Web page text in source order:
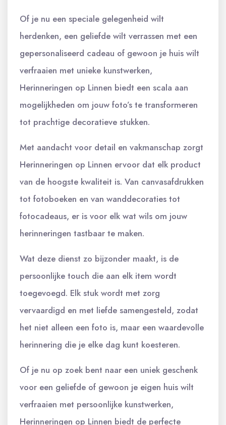
Of je nu een speciale gelegenheid wilt
herdenken, een geliefde wilt verrassen met een
gepersonaliseerd cadeau of gewoon je huis wilt
verfraaien met unieke kunstwerken,
Herinneringen op Linnen biedt een scala aan
mogelijkheden om jouw foto’s te transformeren
tot prachtige decoratieve stukken.
Met aandacht voor detail en vakmanschap zorgt
Herinneringen op Linnen ervoor dat elk product
van de hoogste kwaliteit is. Van canvasafdrukken
tot fotoboeken en van wanddecoraties tot
fotocadeaus, er is voor elk wat wils om jouw
herinneringen tastbaar te maken.
Wat deze dienst zo bijzonder maakt, is de
persoonlijke touch die aan elk item wordt
toegevoegd. Elk stuk wordt met zorg
vervaardigd en met liefde samengesteld, zodat
het niet alleen een foto is, maar een waardevolle
herinnering die je elke dag kunt koesteren.
Of je nu op zoek bent naar een uniek geschenk
voor een geliefde of gewoon je eigen huis wilt
verfraaien met persoonlijke kunstwerken,
Herinneringen op Linnen biedt de perfecte